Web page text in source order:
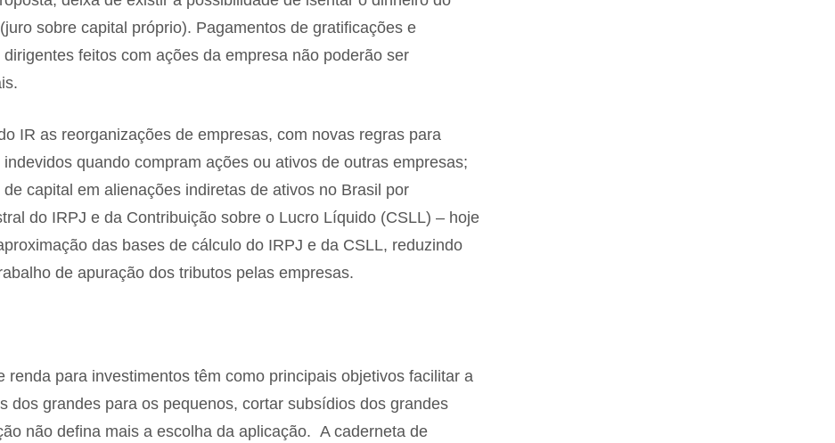
sobre capital próprio). Pagamentos de gratificações e
feitos com ações da empresa não poderão ser
IR as reorganizações de empresas, com novas regras para
quando compram ações ou ativos de outras empresas;
capital em alienações indiretas de ativos no Brasil por
do IRPJ e da Contribuição sobre o Lucro Líquido (CSLL) – hoje
das bases de cálculo do IRPJ e da CSLL, reduzindo
de apuração dos tributos pelas empresas.
para investimentos têm como principais objetivos facilitar a
dos grandes para os pequenos, cortar subsídios dos grandes
não defina mais a escolha da aplicação. A caderneta de